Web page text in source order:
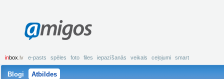
amigos
inbox .lv e-pasts spēles foto files iepazīšanās veikals ceļojumi smart
Blogi Atbildes